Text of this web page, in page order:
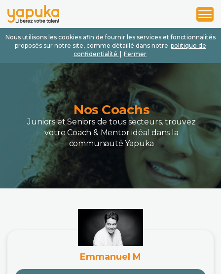
Nous utilisons les cookies afin de fournir les services et fonctionnalités
proposés sur notre site, comme détaillé dans notre politique de
confidentialité
Fermer
1
2
3
Nos Coachs
Juniors et Seniors de tous secteurs, trouvez
votre Coach & Mentor idéal dans la
communauté Yapuka
Emmanuel M